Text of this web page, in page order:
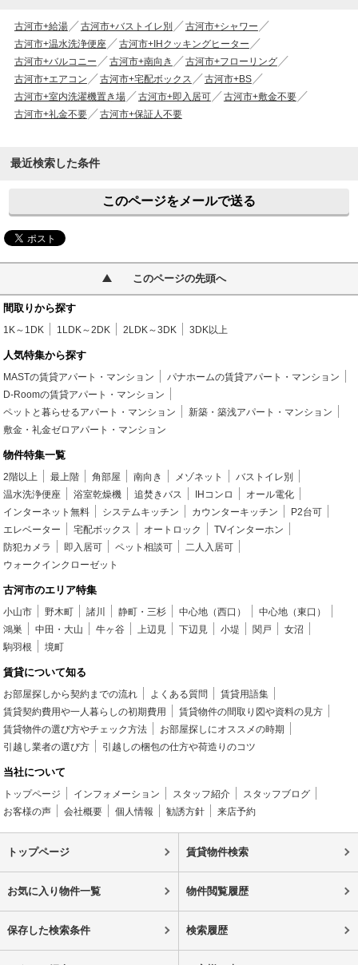
古河市+給湯 古河市+バストイレ別
古河市+シャワー
古河市+温水洗浄便座
古河市+IHクッキングヒーター
古河市+バルコニー
古河市+南向き
古河市+フローリング
古河市+エアコン
古河市+宅配ボックス
古河市+BS
古河市+室内洗濯機置き場
古河市+即入居可
古河市+敷金不要
古河市+礼金不要
古河市+保証人不要
最近検索した条件
このページをメールで送る
このページの先頭へ
間取りから探す
1K～1DK 1LDK～2DK 2LDK～3DK 3DK以上
人気特集から探す
MASTの賃貸アパート・マンション
パナホームの賃貸アパート・マンション
D-Roomの賃貸アパート・マンション
ペットと暮らせるアパート・マンション
新築・築浅アパート・マンション
敷金・礼金ゼロアパート・マンション
物件特集一覧
2階以上 最上階 角部屋 南向き メゾネット
バストイレ別
温水洗浄便座
浴室乾燥機 追焚きバス IHコンロ
オール電化
インターネット無料
システムキッチン カウンターキッチン
P2台可
エレベーター
宅配ボックス オートロック
TVインターホン
防犯カメラ
即入居可 ペット相談可
二人入居可
ウォークインクローゼット
古河市のエリア特集
小山市 野木町 諸川 静町・三杉 中心地（西口）
中心地（東口）
鴻巣
中田・大山 牛ヶ谷 上辺見 下辺見 小堤 関戸
女沼
駒羽根
境町
賃貸について知る
お部屋探しから契約までの流れ よくある質問
賃貸用語集
賃貸契約費用や一人暮らしの初期費用
賃貸物件の間取り図や資料の見方
賃貸物件の選び方やチェック方法
お部屋探しにオススメの時期
引越し業者の選び方
引越しの梱包の仕方や荷造りのコツ
当社について
トップページ インフォメーション スタッフ紹介
スタッフブログ
お客様の声
会社概要 個人情報 勧誘方針 来店予約
トップページ 賃貸物件検索
お気に入り物件一覧 物件閲覧履歴
保存した検索条件 検索履歴